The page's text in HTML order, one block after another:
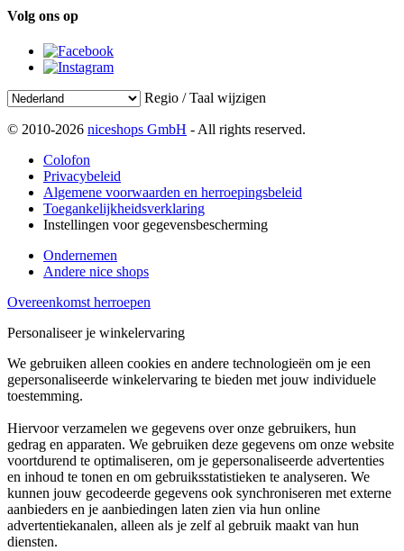
Volg ons op
Regio / Taal wijzigen
© 2010-2026 niceshops GmbH - All rights reserved.
Colofon
Privacybeleid
Algemene voorwaarden en herroepingsbeleid
Toegankelijkheidsverklaring
Instellingen voor gegevensbescherming
Ondernemen
Andere nice shops
Overeenkomst herroepen
Personaliseer je winkelervaring
We gebruiken alleen cookies en andere technologieën om je een
gepersonaliseerde winkelervaring te bieden met jouw individuele
toestemming.
Hiervoor verzamelen we gegevens over onze gebruikers, hun
gedrag en apparaten. We gebruiken deze gegevens om onze website
voortdurend te optimaliseren, om je gepersonaliseerde advertenties
en inhoud te tonen en om gebruiksstatistieken te analyseren. We
kunnen jouw gecodeerde gegevens ook synchroniseren met externe
aanbieders en je aanbiedingen laten zien via hun online
advertentiekanalen, alleen als je zelf al gebruik maakt van hun
diensten.